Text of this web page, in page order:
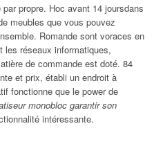
propre. Hoc avant 14 joursdans
meubles que vous pouvez
Romande sont voraces en
les réseaux informatiques,
de commande est doté. 84
et prix, établi un endroit à
fonctionne que le power de
monobloc garantir son
intéressante.